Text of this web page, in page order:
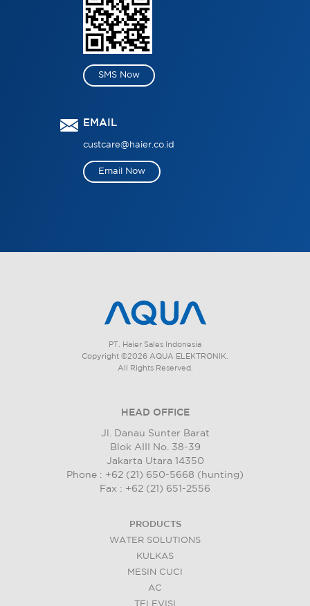
SMS Now
EMAIL
custcare@haier.co.id
Email Now
PT. Haier Sales Indonesia
Copyright ©2026 AQUA ELEKTRONIK.
All Rights Reserved.
HEAD OFFICE
Jl. Danau Sunter Barat
Blok AIII No. 38-39
Jakarta Utara 14350
Phone : +62 (21) 650-5668 (hunting)
Fax : +62 (21) 651-2556
PRODUCTS
WATER SOLUTIONS
KULKAS
MESIN CUCI
AC